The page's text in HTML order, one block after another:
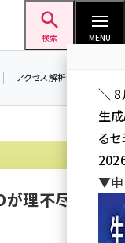
検索 MENU
アクセス解析／データ分析
が理不尽なク
＼ 8
生
る
▼申